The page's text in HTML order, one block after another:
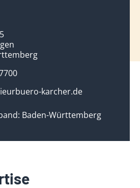
karcher.de
Baden-Württemberg